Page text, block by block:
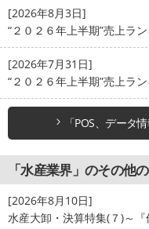
[2026年8月3日]
“２０２６年上半期”売上ラ
[2026年7月31日]
“２０２６年上半期”売上ラ
「POS、データ
「水産業界」のその他
[2026年8月10日]
水産大卸・決算特集(７)～